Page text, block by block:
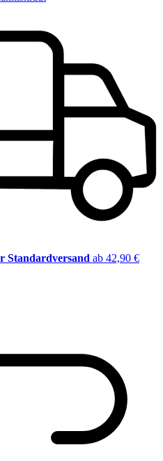
Standardversand ab 42,90 €